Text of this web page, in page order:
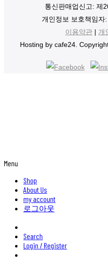
통신판매업신고: 제
개인정보 보호책임
이용약관 | 개
Hosting by cafe24.
Menu
Shop
About Us
my account
로그아웃
Search
Login / Register